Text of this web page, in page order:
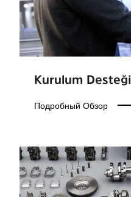
Kurulum Desteği
Подробный Обзор